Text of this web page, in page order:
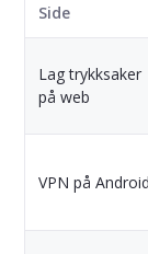
Side
Lag trykksaker
på web
VPN på Android